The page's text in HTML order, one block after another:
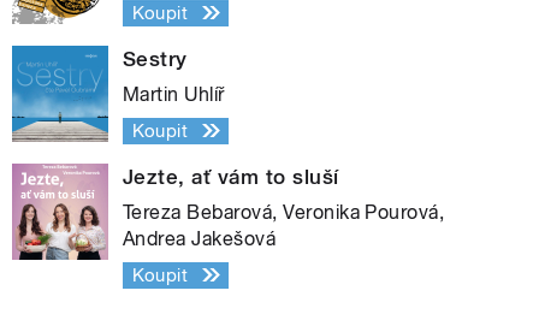
Koupit
Sestry
Martin Uhlíř
Koupit
Jezte, ať vám to sluší
Tereza Bebarová, Veronika Pourová,
Andrea Jakešová
Koupit